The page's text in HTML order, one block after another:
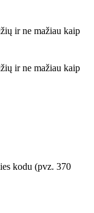
ir ne mažiau kaip
ir ne mažiau kaip
kodu (pvz. 370